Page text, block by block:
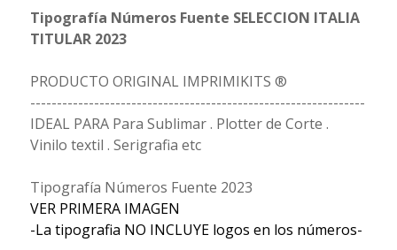
Tipografía Números Fuente SELECCION ITALIA
TITULAR 2023
PRODUCTO ORIGINAL IMPRIMIKITS ®
---------------------------------------------------------------
IDEAL PARA Para Sublimar . Plotter de Corte .
Vinilo textil . Serigrafia etc
Tipografía Números Fuente 2023
VER PRIMERA IMAGEN
-La tipografia NO INCLUYE logos en los números-